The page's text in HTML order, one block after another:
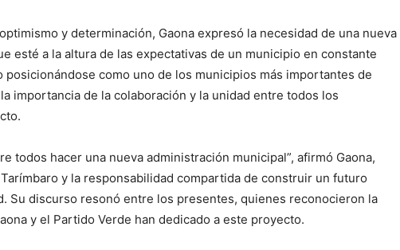
y determinación, Gaona expresó la necesidad de una nueva
esté a la altura de las expectativas de un municipio en constante
posicionándose como uno de los municipios más importantes de
importancia de la colaboración y la unidad entre todos los
todos hacer una nueva administración municipal”, afirmó Gaona,
y la responsabilidad compartida de construir un futuro
Su discurso resonó entre los presentes, quienes reconocieron la
y el Partido Verde han dedicado a este proyecto.